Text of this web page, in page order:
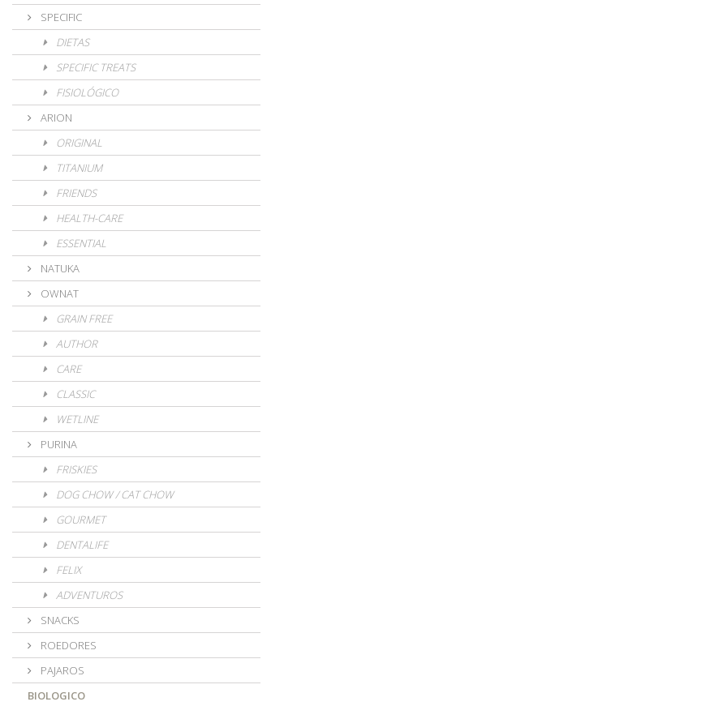
SPECIFIC
DIETAS
SPECIFIC TREATS
FISIOLÓGICO
ARION
ORIGINAL
TITANIUM
FRIENDS
HEALTH-CARE
ESSENTIAL
NATUKA
OWNAT
GRAIN FREE
AUTHOR
CARE
CLASSIC
WETLINE
PURINA
FRISKIES
DOG CHOW / CAT CHOW
GOURMET
DENTALIFE
FELIX
ADVENTUROS
SNACKS
ROEDORES
PAJAROS
BIOLOGICO